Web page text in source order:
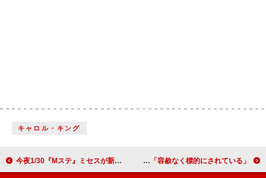
キャロル・キング
今夜1/30『Mステ』ミセスが新曲「lulu.」披露ほか、ちゃんみな／ミスチル／Saucy Dog／SixTONES／スカパラVSアイナ レディー・ガガ、来日公演でICEを非難「容赦なく標的にされている」